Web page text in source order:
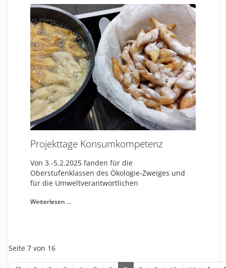
Projekttage Konsumkompetenz
Von 3.-5.2.2025 fanden für die
Oberstufenklassen des Ökologie-Zweiges und
für die Umweltverantwortlichen
Weiterlesen …
Seite 7 von 16